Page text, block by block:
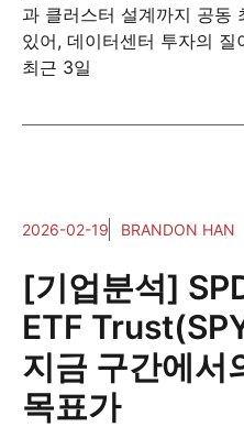
과 클러스터 설계까지 공동
있어, 데이터센터 투자의
최근 3일
2026-02-19 BRANDON HAN
[기업분석]
ETF
지금 구간에서
목표가